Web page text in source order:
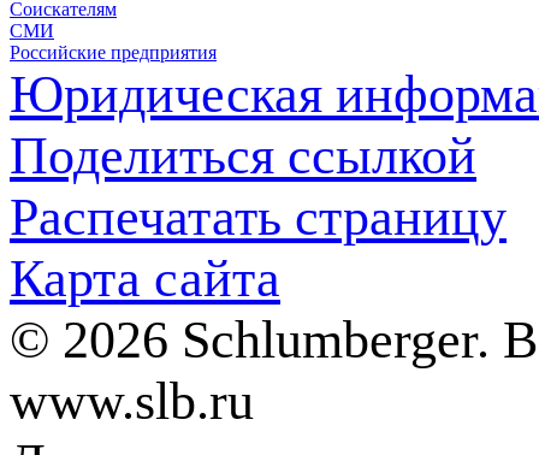
Соискателям
СМИ
Российские предприятия
Юридическая
Поделиться ссылкой
Распечатать страницу
Карта сайта
© 2026 Schlumberger.
www.slb.ru